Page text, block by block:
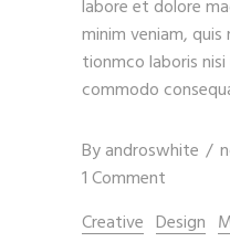
labore et dolore
minim veniam,
tionmco laboris
commodo
Byandroswhite
1 Comment
Creative Design